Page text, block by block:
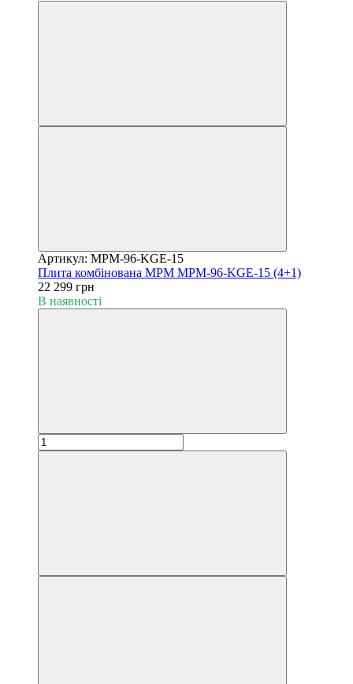
Артикул: MPM-96-KGE-15
Плита комбінована MPM MPM-96-KGE-15 (4+1)
22 299 грн
В наявності